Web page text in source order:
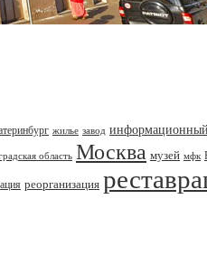
жилье завод
область Москва музей мфк
реорганизация